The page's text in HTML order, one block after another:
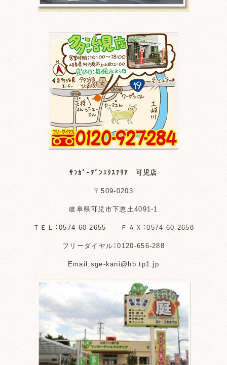
ｻﾝｶﾞｰﾃﾞﾝｴｸｽﾃﾘｱ 可児店
〒509-0203
岐阜県可児市下恵土4091-1
ＴＥＬ：0574-60-2655 ＦＡＸ：0574-60-2658
フリーダイヤル：0120-656-288
Email:sge-kani@hb.tp1.jp